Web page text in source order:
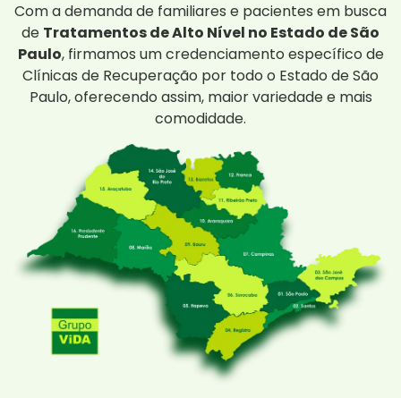
Com a demanda de familiares e pacientes em busca
de Tratamentos de Alto Nível no Estado de São
Paulo, firmamos um credenciamento específico de
Clínicas de Recuperação por todo o Estado de São
Paulo, oferecendo assim, maior variedade e mais
comodidade.